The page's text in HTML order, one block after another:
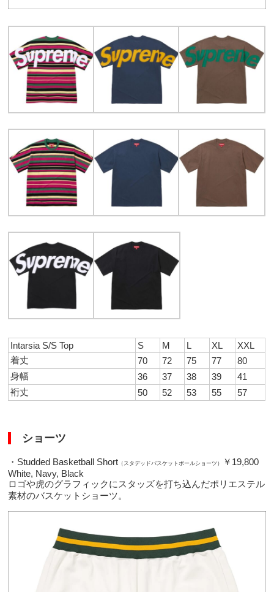
Intarsia S/S Top S M L XL
XXL
着丈
70 72 75 77
80
身幅
36 37 38 39
41
裄丈
50 52 53 55 57
ショーツ
・Studded Basketball Short （スタデッドバスケットボールショーツ）
￥19,800
White, Navy, Black
ロゴや虎のグラフィックにスタッズを打ち込んだポリエステル
素材のバスケットショーツ。